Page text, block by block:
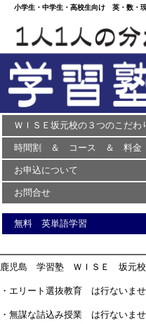
小学生・中学生・高校生向け 英・数・
ＷＩＳＥ坂元校の３つのこだわ
時間割 ＆ コース ＆ 料金
お申込について
お問合せ
無料 英単語学習
鹿児島 学習塾 ＷＩＳＥ 坂元校
・エリート選抜教育 は行ないませ
・無謀な詰込み授業 は行ないませ